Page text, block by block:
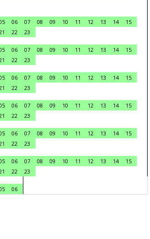
06 07 08 09 10 11 12 13 14
15
22
23
06 07 08 09 10 11 12 13 14
15
22
23
06 07 08 09 10 11 12 13 14
15
22
23
06 07 08 09 10 11 12 13 14
15
22
23
06 07 08 09 10 11 12 13 14
15
22
23
06 07 08 09 10 11 12 13 14
15
22
23
06